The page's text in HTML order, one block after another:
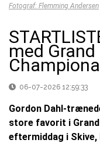
Fotograf: Flemming Andersen
med
06-07-2026 12:59:33
Gordon Dahl-
store favorit i
eftermiddag i